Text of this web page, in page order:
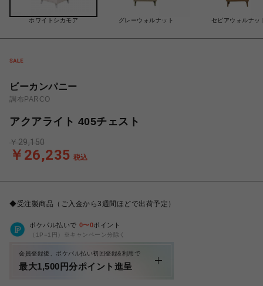
ホワイトシカモア グレーウォルナット セピアウォルナッ
ビーカンパニー
調布PARCO
アクアライト 405チェスト
￥26,235 税込
￥29,150
◆受注製商品（ご入金から3週間ほどで出荷予定）
ポケパル払いで 0〜0ポイント
（1P=1円）※キャンペーン分除く
会員登録後、ポケパル払い初回登録&利用で
最大1,500円分ポイント進呈